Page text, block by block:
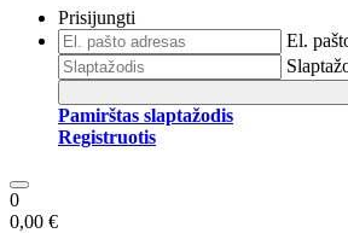
Prisijungti
El.
Pamirštas slaptažodis
Registruotis
0
0,00 €